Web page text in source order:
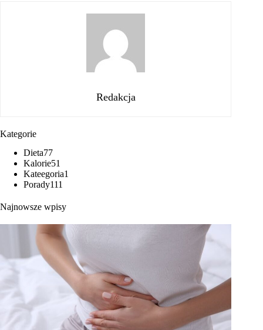
Redakcja
Kategorie
Dieta77
Kalorie51
Kateegoria1
Porady111
Najnowsze wpisy